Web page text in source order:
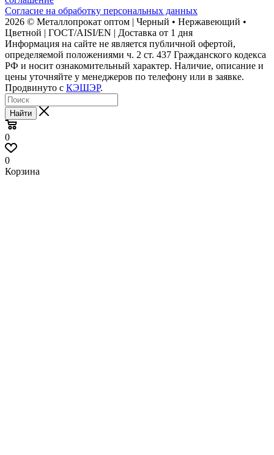
Согласие на обработку персональных данных
2026 © Металлопрокат оптом | Черный • Нержавеющий •
Цветной | ГОСТ/AISI/EN | Доставка от 1 дня
Информация на сайте не является публичной офертой,
определяемой положениями ч. 2 ст. 437 Гражданского кодекса
РФ и носит ознакомительный характер. Наличие, описание и
цены уточняйте у менеджеров по телефону или в заявке.
Продвинуто с КЭШЭР.
Найти
0
0
Корзина